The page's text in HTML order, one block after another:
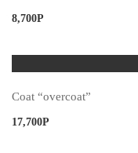
8,700Р
Coat “overcoat”
17,700Р